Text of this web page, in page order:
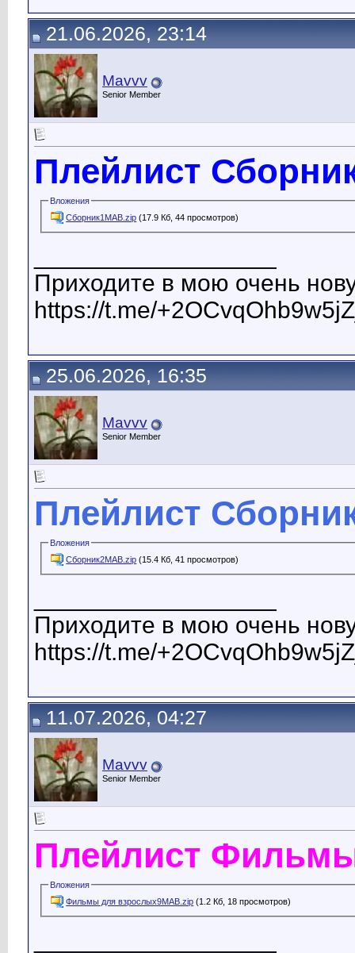
21.06.2026, 23:14
Mavvv
Senior Member
Плейлист
Вложения
Сборник1МАВ.zip (17.9 Кб, 44 просмотров)
Приходите в мою очень
https://t.me/
25.06.2026, 16:35
Mavvv
Senior Member
Плейлист
Вложения
Сборник2МАВ.zip (15.4 Кб, 41 просмотров)
Приходите в мою очень
https://t.me/
11.07.2026, 04:27
Mavvv
Senior Member
Плейлист
Вложения
Фильмы для взрослых9MAB.zip (1.2 Кб, 18 просмотров)